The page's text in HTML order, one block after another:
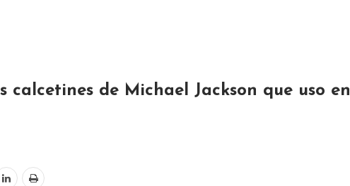
calcetines de Michael Jackson que uso en